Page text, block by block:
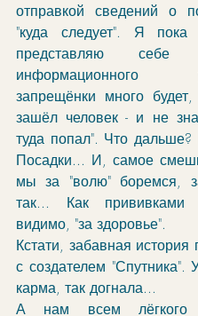
отправкой сведений о
"куда следует". Я
представляю себе
информационного
запрещёнки много будет,
зашёл человек - и не
туда попал". Что
Посадки... И, самое
мы за "волю" боремся,
так... Как прививками
видимо, "за здоровье".
Кстати, забавная
с создателем "Спутника".
карма, так догнала...
А нам всем лёгкого